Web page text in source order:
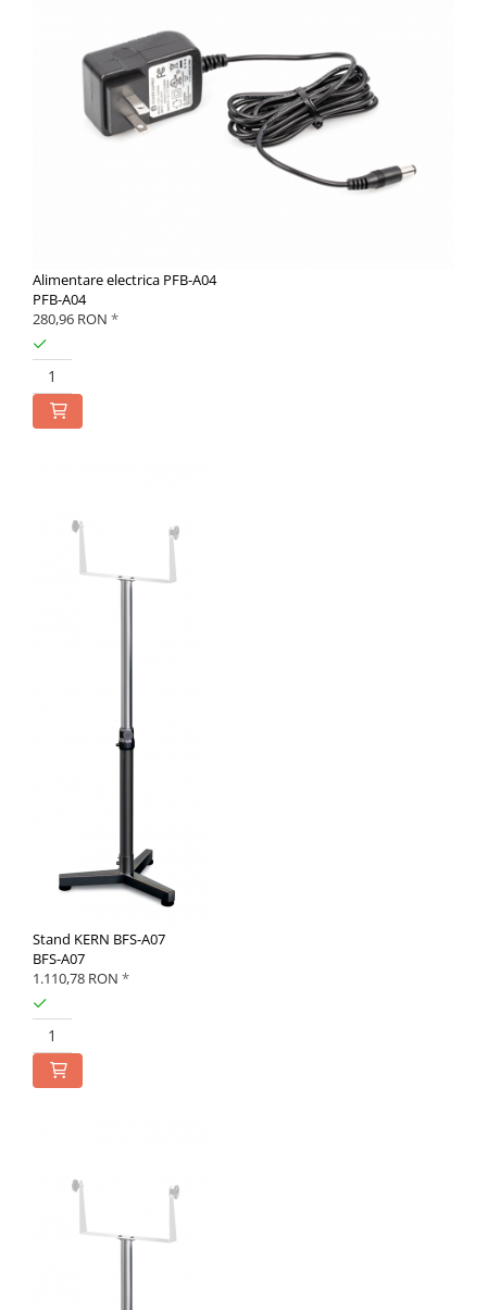
Alimentare electrica PFB-A04
PFB-A04
280,96 RON *
Stand KERN BFS-A07
BFS-A07
1.110,78 RON *